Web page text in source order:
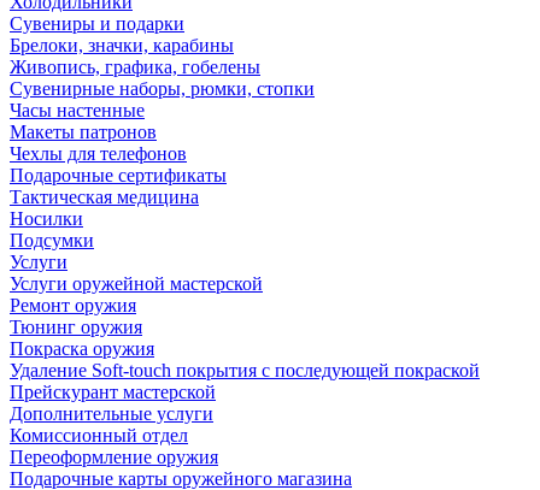
Сувениры и подарки
Брелоки, значки, карабины
Живопись, графика, гобелены
Сувенирные наборы, рюмки, стопки
Часы настенные
Макеты патронов
Чехлы для телефонов
Подарочные сертификаты
Тактическая медицина
Носилки
Подсумки
Услуги
Услуги оружейной мастерской
Ремонт оружия
Тюнинг оружия
Покраска оружия
Удаление Soft-touch покрытия с последующей покраской
Прейскурант мастерской
Дополнительные услуги
Комиссионный отдел
Переоформление оружия
Подарочные карты оружейного магазина